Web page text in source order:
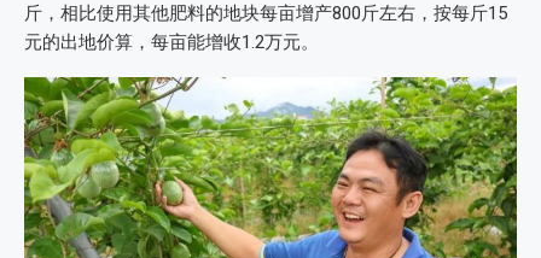
斤，相比使用其他肥料的地块每亩增产800斤左右，按每斤15
元的出地价算，每亩能增收1.2万元。